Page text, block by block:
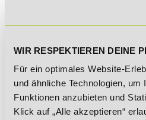
WIR RESPEKTIEREN DEINE
Für ein optimales Website-
und ähnliche Technologien, um
Funktionen anzubieten und
Klick auf „Alle akzeptieren“
Von